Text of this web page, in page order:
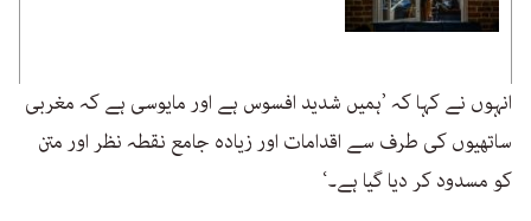
انہوں نے کہا کہ ’ہمیں شدید افسوس ہے اور مایوسی ہے کہ مغربی
ساتھیوں کی طرف سے اقدامات اور زیادہ جامع نقطہ نظر اور متن
کو مسدود کر دیا گیا ہے۔‘